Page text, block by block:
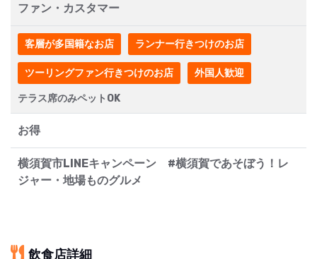
ファン・カスタマー
客層が多国籍なお店 ランナー行きつけのお店
ツーリングファン行きつけのお店 外国人歓迎
テラス席のみペットOK
お得
横須賀市LINEキャンペーン #横須賀であそぼう！レ
ジャー・地場ものグルメ
飲食店詳細